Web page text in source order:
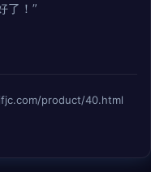
了！”
product/40.html